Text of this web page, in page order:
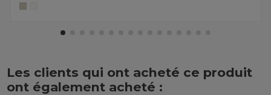
Les clients qui ont acheté ce produit
ont également acheté :